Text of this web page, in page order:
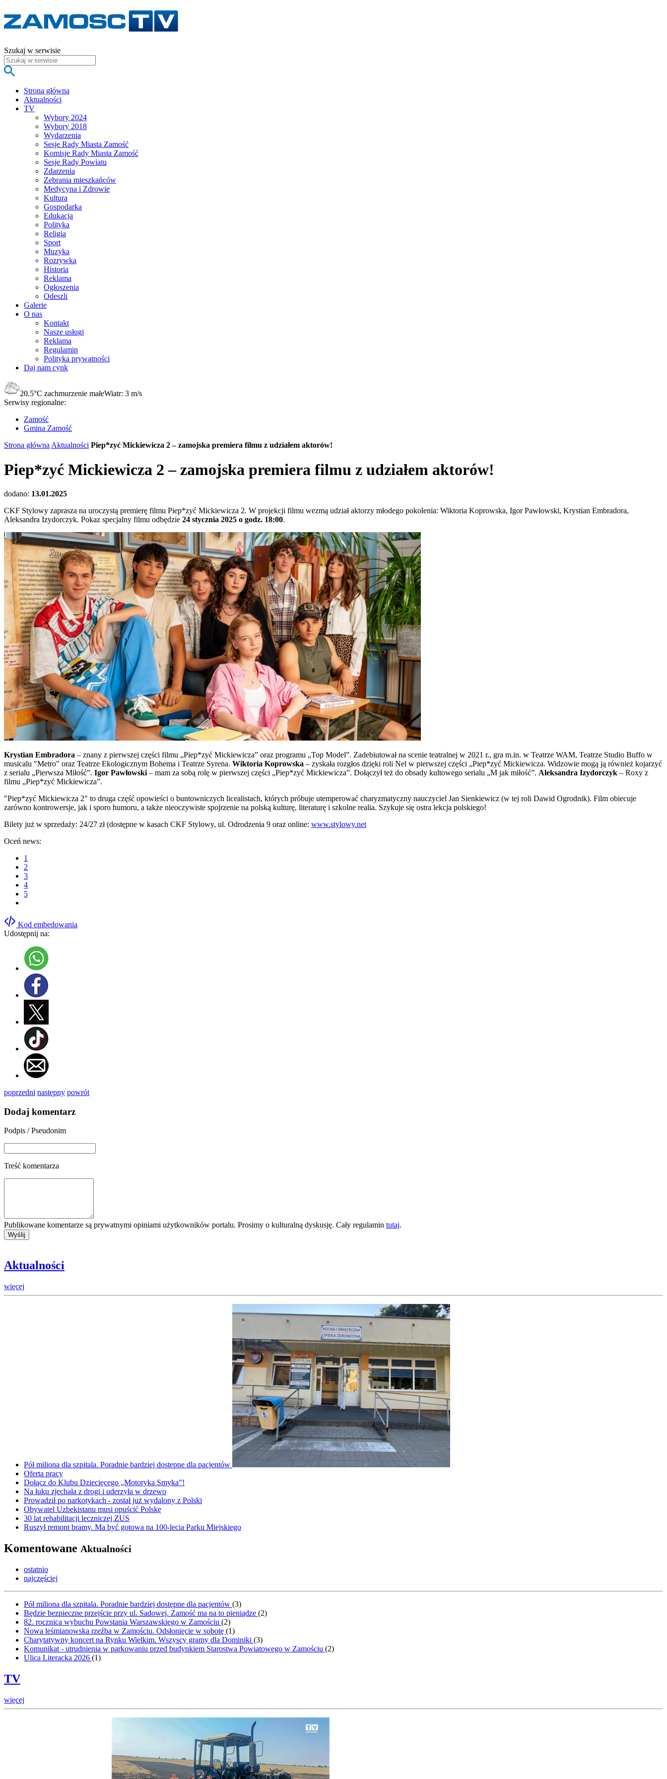
Szukaj w serwisie
Strona główna
Aktualności
TV
Wybory 2024
Wybory 2018
Wydarzenia
Sesje Rady Miasta Zamość
Komisje Rady Miasta Zamość
Sesje Rady Powiatu
Zdarzenia
Zebrania mieszkańców
Medycyna i Zdrowie
Kultura
Gospodarka
Edukacja
Polityka
Religia
Sport
Muzyka
Rozrywka
Historia
Reklama
Ogłoszenia
Odeszli
Galerie
O nas
Kontakt
Nasze usługi
Reklama
Regulamin
Polityka prywatności
Daj nam cynk
20.5°C zachmurzenie małeWiatr: 3 m/s
Serwisy regionalne:
Zamość
Gmina Zamość
Strona główna Aktualności Piep*zyć Mickiewicza 2 – zamojska premiera filmu z udziałem aktorów!
Piep*zyć Mickiewicza 2 – zamojska premiera filmu z udziałem aktorów!
dodano: 13.01.2025
CKF Stylowy zaprasza na uroczystą premierę filmu Piep*zyć Mickiewicza 2. W projekcji filmu wezmą udział aktorzy młodego pokolenia: Wiktoria Koprowska, Igor Pawłowski, Krystian Embradora,
Aleksandra Izydorczyk. Pokaz specjalny filmu odbędzie 24 stycznia 2025 o godz. 18:00.
Krystian Embradora – znany z pierwszej części filmu „Piep*zyć Mickiewicza” oraz programu „Top Model”. Zadebiutował na scenie teatralnej w 2021 r., gra m.in. w Teatrze WAM, Teatrze Studio Buffo w
musicalu "Metro" oraz Teatrze Ekologicznym Bohema i Teatrze Syrena. Wiktoria Koprowska – zyskała rozgłos dzięki roli Nel w pierwszej części „Piep*zyć Mickiewicza. Widzowie mogą ją również kojarzyć
z serialu „Pierwsza Miłość”. Igor Pawłowski – mam za sobą rolę w pierwszej części „Piep*zyć Mickiewicza”. Dołączył też do obsady kultowego serialu „M jak miłość”. Aleksandra Izydorczyk – Roxy z
filmu „Piep*zyć Mickiewicza”.
"Piep*zyć Mickiewicza 2" to druga część opowieści o buntowniczych licealistach, których próbuje utemperować charyzmatyczny nauczyciel Jan Sienkiewicz (w tej roli Dawid Ogrodnik). Film obiecuje
zarówno kontrowersje, jak i sporo humoru, a także nieoczywiste spojrzenie na polską kulturę, literaturę i szkolne realia. Szykuje się ostra lekcja polskiego!
Bilety już w sprzedaży: 24/27 zł (dostępne w kasach CKF Stylowy, ul. Odrodzenia 9 oraz online: www.stylowy.net
Oceń news:
1
2
3
4
5
Kod embedowania
Udostępnij na:
poprzedni następny powrót
Dodaj komentarz
Podpis / Pseudonim
Treść komentarza
Publikowane komentarze są prywatnymi opiniami użytkowników portalu. Prosimy o kulturalną dyskusję. Cały regulamin tutaj.
Aktualności
więcej
Pół miliona dla szpitala. Poradnie bardziej dostępne dla pacjentów
Oferta pracy
Dołącz do Klubu Dziecięcego „Motoryka Smyka”!
Na łuku zjechała z drogi i uderzyła w drzewo
Prowadził po narkotykach - został już wydalony z Polski
Obywatel Uzbekistanu musi opuścić Polskę
30 lat rehabilitacji leczniczej ZUS
Ruszył remont bramy. Ma być gotowa na 100-lecia Parku Miejskiego
Komentowane Aktualności
ostatnio
najczęściej
Pół miliona dla szpitala. Poradnie bardziej dostępne dla pacjentów (3)
Będzie bezpieczne przejście przy ul. Sadowej. Zamość ma na to pieniądze (2)
82. rocznica wybuchu Powstania Warszawskiego w Zamościu (2)
Nowa leśmianowska rzeźba w Zamościu. Odsłonięcie w sobotę (1)
Charytatywny koncert na Rynku Wielkim. Wszyscy gramy dla Dominiki (3)
Komunikat - utrudnienia w parkowaniu przed budynkiem Starostwa Powiatowego w Zamościu (2)
Ulica Literacka 2026 (1)
TV
więcej